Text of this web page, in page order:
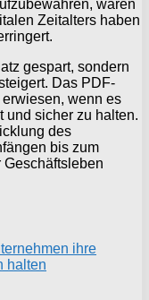
waren
Zeitalters haben
gespart, sondern
Das PDF-
wenn es
und sicher zu halten.
des
bis zum
Geschäftsleben